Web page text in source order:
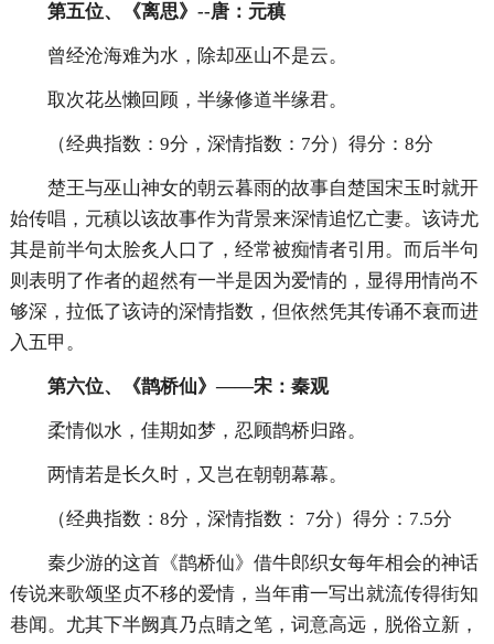
第五位、《离思》--唐：元稹
曾经沧海难为水，除却巫山不是云。
取次花丛懒回顾，半缘修道半缘君。
（经典指数：9分，深情指数：7分）得分：8分
楚王与巫山神女的朝云暮雨的故事自楚国宋玉时就开
始传唱，元稹以该故事作为背景来深情追忆亡妻。该诗尤
其是前半句太脍炙人口了，经常被痴情者引用。而后半句
则表明了作者的超然有一半是因为爱情的，显得用情尚不
够深，拉低了该诗的深情指数，但依然凭其传诵不衰而进
入五甲。
第六位、《鹊桥仙》——宋：秦观
柔情似水，佳期如梦，忍顾鹊桥归路。
两情若是长久时，又岂在朝朝幕幕。
（经典指数：8分，深情指数： 7分）得分：7.5分
秦少游的这首《鹊桥仙》借牛郎织女每年相会的神话
传说来歌颂坚贞不移的爱情，当年甫一写出就流传得街知
巷闻。尤其下半阙真乃点睛之笔，词意高远，脱俗立新，